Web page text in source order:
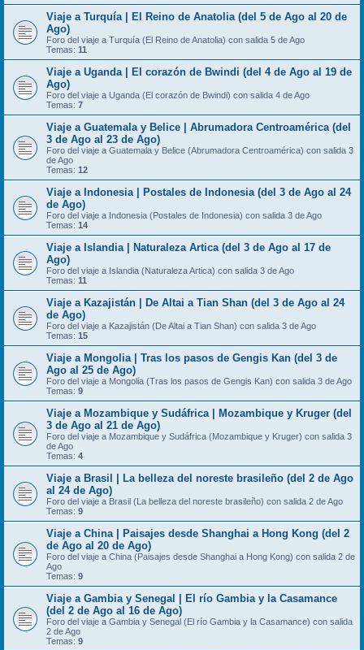
Viaje a Turquía | El Reino de Anatolia (del 5 de Ago al 20 de
Ago)
Foro del viaje a Turquía (El Reino de Anatolia) con salida 5 de Ago
Temas: 11
Viaje a Uganda | El corazón de Bwindi (del 4 de Ago al 19 de
Ago)
Foro del viaje a Uganda (El corazón de Bwindi) con salida 4 de Ago
Temas: 7
Viaje a Guatemala y Belice | Abrumadora Centroamérica (del
3 de Ago al 23 de Ago)
Foro del viaje a Guatemala y Belice (Abrumadora Centroamérica) con salida 3
de Ago
Temas: 12
Viaje a Indonesia | Postales de Indonesia (del 3 de Ago al 24
de Ago)
Foro del viaje a Indonesia (Postales de Indonesia) con salida 3 de Ago
Temas: 14
Viaje a Islandia | Naturaleza Artica (del 3 de Ago al 17 de
Ago)
Foro del viaje a Islandia (Naturaleza Artica) con salida 3 de Ago
Temas: 11
Viaje a Kazajistán | De Altai a Tian Shan (del 3 de Ago al 24
de Ago)
Foro del viaje a Kazajistán (De Altai a Tian Shan) con salida 3 de Ago
Temas: 15
Viaje a Mongolia | Tras los pasos de Gengis Kan (del 3 de
Ago al 25 de Ago)
Foro del viaje a Mongolia (Tras los pasos de Gengis Kan) con salida 3 de Ago
Temas: 9
Viaje a Mozambique y Sudáfrica | Mozambique y Kruger (del
3 de Ago al 21 de Ago)
Foro del viaje a Mozambique y Sudáfrica (Mozambique y Kruger) con salida 3
de Ago
Temas: 4
Viaje a Brasil | La belleza del noreste brasileño (del 2 de Ago
al 24 de Ago)
Foro del viaje a Brasil (La belleza del noreste brasileño) con salida 2 de Ago
Temas: 9
Viaje a China | Paisajes desde Shanghai a Hong Kong (del 2
de Ago al 20 de Ago)
Foro del viaje a China (Paisajes desde Shanghai a Hong Kong) con salida 2 de
Ago
Temas: 9
Viaje a Gambia y Senegal | El río Gambia y la Casamance
(del 2 de Ago al 16 de Ago)
Foro del viaje a Gambia y Senegal (El río Gambia y la Casamance) con salida
2 de Ago
Temas: 9